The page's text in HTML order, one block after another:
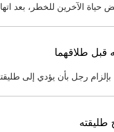
الآخرين للخطر، بعد
يؤدي إلى طليقته مبلغاً قدره 27